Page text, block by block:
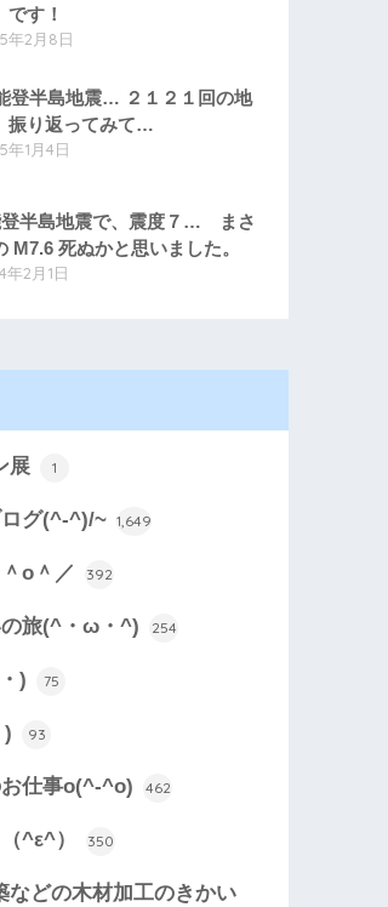
です！
年2月8日
登半島地震… ２１２１回の地
振り返ってみて…
年1月4日
半島地震で、震度７… まさ
M7.6 死ぬかと思いました。
年2月1日
展 1
グ(^-^)/~ 1,649
o＾／ 392
旅(^・ω・^) 254
) 75
) 93
仕事o(^-^o) 462
^ε^） 350
などの木材加工のきかい